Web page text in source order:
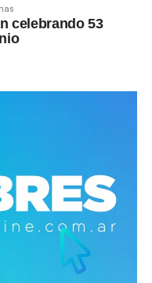
celebrando 53